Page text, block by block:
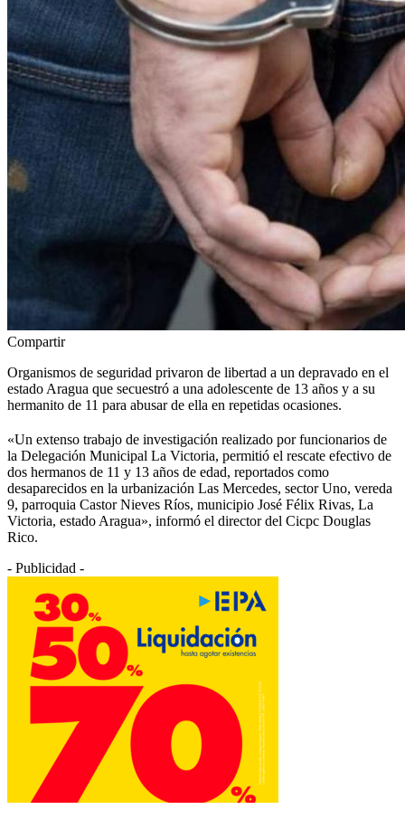
Compartir
Organismos de seguridad privaron de libertad a un depravado en el
estado Aragua que secuestró a una adolescente de 13 años y a su
hermanito de 11 para abusar de ella en repetidas ocasiones.
«Un extenso trabajo de investigación realizado por funcionarios de
la Delegación Municipal La Victoria, permitió el rescate efectivo de
dos hermanos de 11 y 13 años de edad, reportados como
desaparecidos en la urbanización Las Mercedes, sector Uno, vereda
9, parroquia Castor Nieves Ríos, municipio José Félix Rivas, La
Victoria, estado Aragua», informó el director del Cicpc Douglas
Rico.
- Publicidad -